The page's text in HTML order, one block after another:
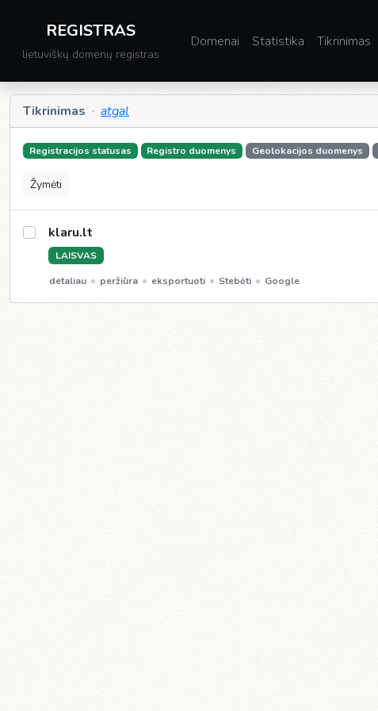
REGISTRAS
lietuviškų domenų registras
Domenai Statistika Tikrinimas
Tikrinimas · atgal
Registracijos statusas Registro duomenys Geolokacijos duomenys
Žymėti
klaru.lt
LAISVAS
detaliau • peržiūra • eksportuoti • Stebėti • Google